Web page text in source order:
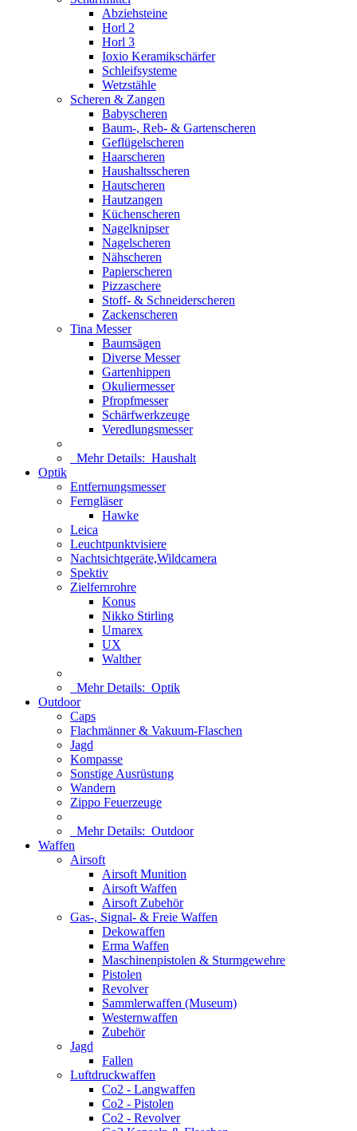
Abziehsteine
Horl 2
Horl 3
Ioxio Keramikschärfer
Schleifsysteme
Wetzstähle
Scheren & Zangen
Babyscheren
Baum-, Reb- & Gartenscheren
Geflügelscheren
Haarscheren
Haushaltsscheren
Hautscheren
Hautzangen
Küchenscheren
Nagelknipser
Nagelscheren
Nähscheren
Papierscheren
Pizzaschere
Stoff- & Schneiderscheren
Zackenscheren
Tina Messer
Baumsägen
Diverse Messer
Gartenhippen
Okuliermesser
Pfropfmesser
Schärfwerkzeuge
Veredlungsmesser
Mehr Details: Haushalt
Optik
Entfernungsmesser
Ferngläser
Hawke
Leica
Leuchtpunktvisiere
Nachtsichtgeräte,Wildcamera
Spektiv
Zielfernrohre
Konus
Nikko Stirling
Umarex
UX
Walther
Mehr Details: Optik
Outdoor
Caps
Flachmänner & Vakuum-Flaschen
Jagd
Kompasse
Sonstige Ausrüstung
Wandern
Zippo Feuerzeuge
Mehr Details: Outdoor
Waffen
Airsoft
Airsoft Munition
Airsoft Waffen
Airsoft Zubehör
Gas-, Signal- & Freie Waffen
Dekowaffen
Erma Waffen
Maschinenpistolen & Sturmgewehre
Pistolen
Revolver
Sammlerwaffen (Museum)
Westernwaffen
Zubehör
Jagd
Fallen
Luftdruckwaffen
Co2 - Langwaffen
Co2 - Pistolen
Co2 - Revolver